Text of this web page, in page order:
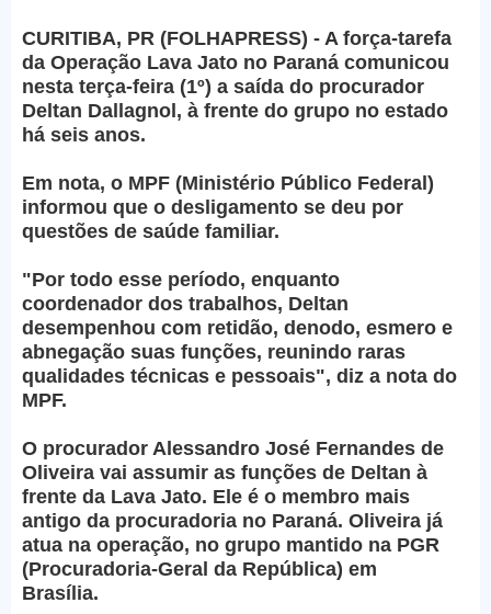
CURITIBA, PR (FOLHAPRESS) - A força-tarefa
da Operação Lava Jato no Paraná comunicou
nesta terça-feira (1º) a saída do procurador
Deltan Dallagnol, à frente do grupo no estado
há seis anos.
Em nota, o MPF (Ministério Público Federal)
informou que o desligamento se deu por
questões de saúde familiar.
"Por todo esse período, enquanto
coordenador dos trabalhos, Deltan
desempenhou com retidão, denodo, esmero e
abnegação suas funções, reunindo raras
qualidades técnicas e pessoais", diz a nota do
MPF.
O procurador Alessandro José Fernandes de
Oliveira vai assumir as funções de Deltan à
frente da Lava Jato. Ele é o membro mais
antigo da procuradoria no Paraná. Oliveira já
atua na operação, no grupo mantido na PGR
(Procuradoria-Geral da República) em
Brasília.